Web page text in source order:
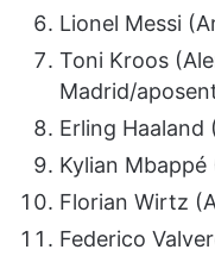
Lionel Messi
Toni Kroos
Madrid/
Erling
Kylian Mbappé
Florian Wirtz
Federico